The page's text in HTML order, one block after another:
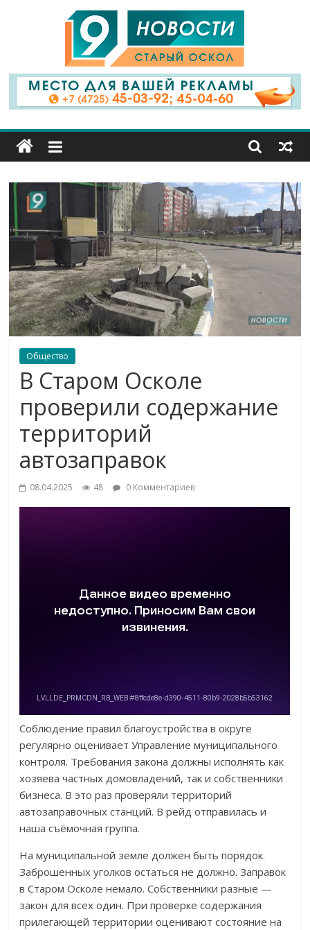
9
Канал
Старый
Оскол
Общество
В Старом Осколе
проверили содержание
территорий
автозаправок
08.04.2025 48 0 Комментариев
Соблюдение правил благоустройства в округе
регулярно оценивает Управление муниципального
контроля. Требования закона должны исполнять как
хозяева частных домовладений, так и собственники
бизнеса. В это раз проверяли территорий
автозаправочных станций. В рейд отправилась и
наша съёмочная группа.
На муниципальной земле должен быть порядок.
Заброшенных уголков остаться не должно. Заправок
в Старом Осколе немало. Собственники разные —
закон для всех один. При проверке содержания
прилегающей территории оценивают состояние на